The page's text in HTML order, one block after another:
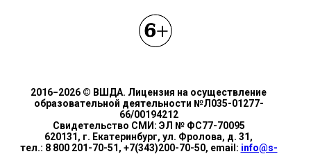
2016−2026 © ВШДА. Лицензия на осуществление
образовательной деятельности №Л035-01277-
66/00194212
Свидетельство СМИ: ЭЛ № ФС77-70095
620131, г. Екатеринбург, ул. Фролова, д. 31,
тел.: 8 800 201-70-51, +7(343)200-70-50, email: info@s-